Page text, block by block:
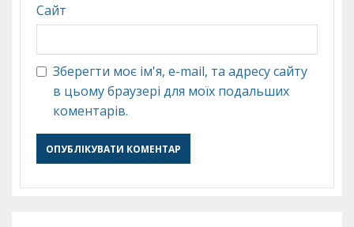
Сайт
Зберегти моє ім'я, e-mail, та адресу сайту
в цьому браузері для моїх подальших
коментарів.